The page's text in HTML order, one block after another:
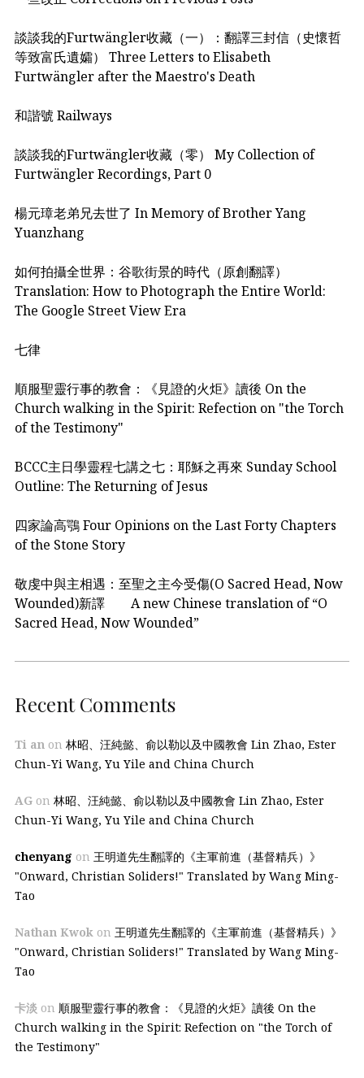
談談我的Furtwängler收藏（一）：翻譯三封信（史懷哲
等致富氏遺孀） Three Letters to Elisabeth
Furtwängler after the Maestro's Death
和諧號 Railways
談談我的Furtwängler收藏（零） My Collection of
Furtwängler Recordings, Part 0
楊元璋老弟兄去世了 In Memory of Brother Yang
Yuanzhang
如何拍攝全世界：谷歌街景的時代（原創翻譯）
Translation: How to Photograph the Entire World:
The Google Street View Era
七律
順服聖靈行事的教會：《見證的火炬》讀後 On the
Church walking in the Spirit: Refection on "the Torch
of the Testimony"
BCCC主日學靈程七講之七：耶穌之再來 Sunday School
Outline: The Returning of Jesus
四家論高鶚 Four Opinions on the Last Forty Chapters
of the Stone Story
敬虔中與主相遇：至聖之主今受傷(O Sacred Head, Now
Wounded)新譯 A new Chinese translation of “O
Sacred Head, Now Wounded”
Recent Comments
Ti an on 林昭、汪純懿、俞以勒以及中國教會 Lin Zhao, Ester
Chun-Yi Wang, Yu Yile and China Church
AG on 林昭、汪純懿、俞以勒以及中國教會 Lin Zhao, Ester
Chun-Yi Wang, Yu Yile and China Church
chenyang on 王明道先生翻譯的《主軍前進（基督精兵）》
"Onward, Christian Soliders!" Translated by Wang Ming-
Tao
Nathan Kwok on 王明道先生翻譯的《主軍前進（基督精兵）》
"Onward, Christian Soliders!" Translated by Wang Ming-
Tao
卡淡 on 順服聖靈行事的教會：《見證的火炬》讀後 On the
Church walking in the Spirit: Refection on "the Torch of
the Testimony"